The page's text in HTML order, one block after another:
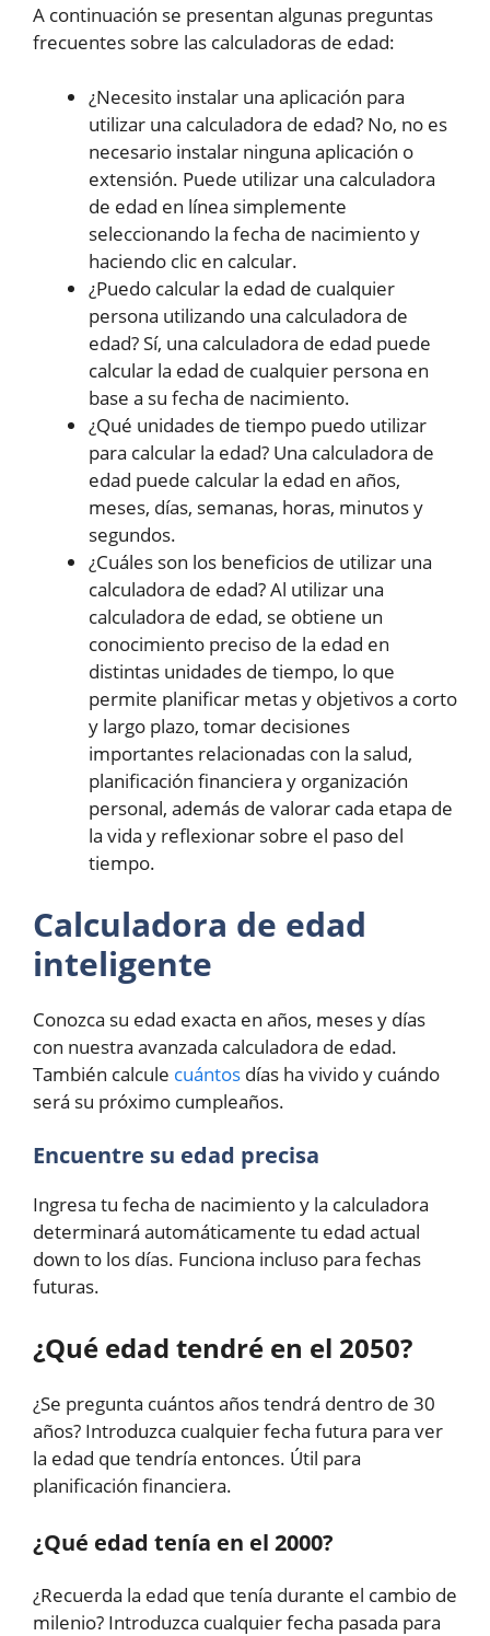
A continuación se presentan algunas preguntas
frecuentes sobre las calculadoras de edad:
¿Necesito instalar una aplicación para
utilizar una calculadora de edad? No, no es
necesario instalar ninguna aplicación o
extensión. Puede utilizar una calculadora
de edad en línea simplemente
seleccionando la fecha de nacimiento y
haciendo clic en calcular.
¿Puedo calcular la edad de cualquier
persona utilizando una calculadora de
edad? Sí, una calculadora de edad puede
calcular la edad de cualquier persona en
base a su fecha de nacimiento.
¿Qué unidades de tiempo puedo utilizar
para calcular la edad? Una calculadora de
edad puede calcular la edad en años,
meses, días, semanas, horas, minutos y
segundos.
¿Cuáles son los beneficios de utilizar una
calculadora de edad? Al utilizar una
calculadora de edad, se obtiene un
conocimiento preciso de la edad en
distintas unidades de tiempo, lo que
permite planificar metas y objetivos a corto
y largo plazo, tomar decisiones
importantes relacionadas con la salud,
planificación financiera y organización
personal, además de valorar cada etapa de
la vida y reflexionar sobre el paso del
tiempo.
Calculadora de edad
inteligente
Conozca su edad exacta en años, meses y días
con nuestra avanzada calculadora de edad.
También calcule cuántos días ha vivido y cuándo
será su próximo cumpleaños.
Encuentre su edad precisa
Ingresa tu fecha de nacimiento y la calculadora
determinará automáticamente tu edad actual
down to los días. Funciona incluso para fechas
futuras.
¿Qué edad tendré en el 2050?
¿Se pregunta cuántos años tendrá dentro de 30
años? Introduzca cualquier fecha futura para ver
la edad que tendría entonces. Útil para
planificación financiera.
¿Qué edad tenía en el 2000?
¿Recuerda la edad que tenía durante el cambio de
milenio? Introduzca cualquier fecha pasada para